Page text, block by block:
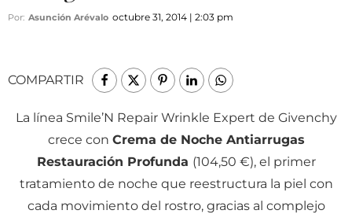
Por: Asunción Arévalo octubre 31, 2014 | 2:03 pm
COMPARTIR
La línea Smile’N Repair Wrinkle Expert de Givenchy
crece con Crema de Noche Antiarrugas
Restauración Profunda (104,50 €), el primer
tratamiento de noche que reestructura la piel con
cada movimiento del rostro, gracias al complejo